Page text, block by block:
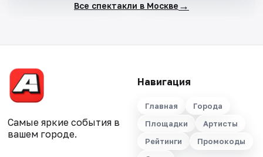
Все спектакли в Москве →
Самые яркие события в
вашем городе.
Навигация
Главная
Города
Площадки
Артисты
Рейтинги
Промокоды